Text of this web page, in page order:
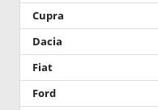
Cupra
Dacia
Fiat
Ford